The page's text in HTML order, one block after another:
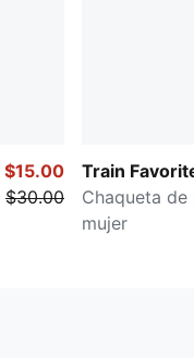
$15.00
$30.00
Train
Chaqueta
mujer